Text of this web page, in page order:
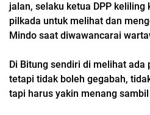
jalan, selaku ketua DPP keliling
pilkada untuk melihat dan
Mindo saat diwawancarai
Di Bitung sendiri di melihat ada
tetapi tidak boleh gegabah,
tapi harus yakin menang